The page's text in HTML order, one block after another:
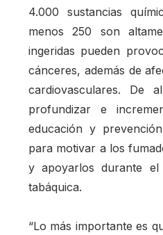
4.000 sustancias
menos 250 son
ingeridas pueden
cánceres, además de
cardiovasculares. De
profundizar e
educación y
para motivar a los
y apoyarlos durante el
tabáquica.
“Lo más importante es